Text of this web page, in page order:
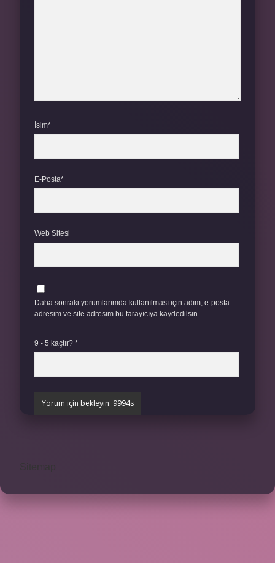
İsim*
E-Posta*
Web Sitesi
Daha sonraki yorumlarımda kullanılması için adım, e-posta
adresim ve site adresim bu tarayıcıya kaydedilsin.
9 - 5 kaçtır? *